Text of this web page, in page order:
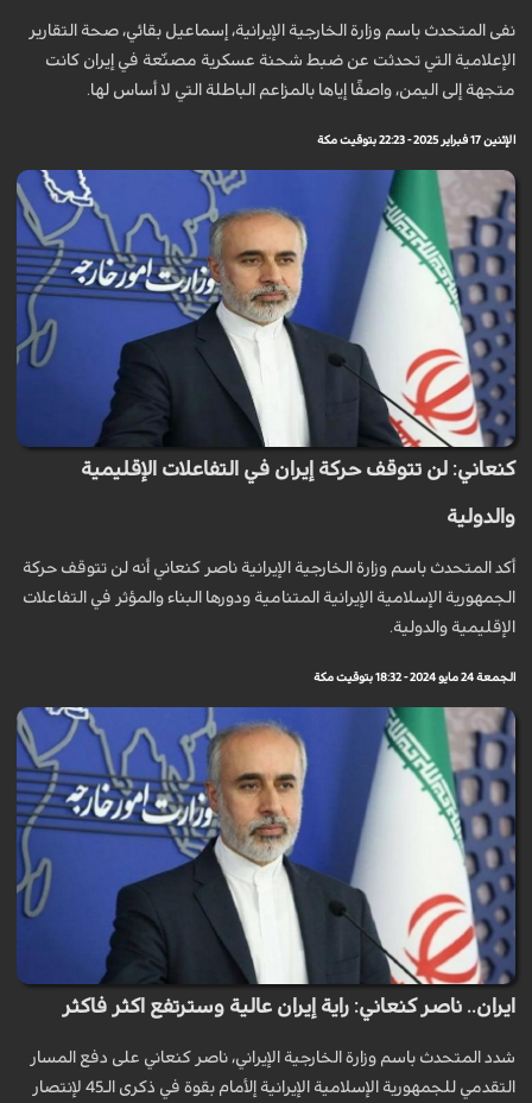
نفى المتحدث باسم وزارة الخارجية الإيرانية، إسماعيل بقائي، صحة التقارير
الإعلامية التي تحدثت عن ضبط شحنة عسكرية مصنّعة في إيران كانت
متجهة إلى اليمن، واصفًا إياها بالمزاعم الباطلة التي لا أساس لها.
الإثنين 17 فبراير 2025 - 22:23 بتوقيت مكة
كنعاني: لن تتوقف حركة إيران في التفاعلات الإقليمية
والدولية
أكد المتحدث باسم وزارة الخارجية الإيرانية ناصر كنعاني أنه لن تتوقف حركة
الجمهورية الإسلامية الإيرانية المتنامية ودورها البناء والمؤثر في التفاعلات
الإقليمية والدولية.
الجمعة 24 مايو 2024 - 18:32 بتوقيت مكة
ايران.. ناصر كنعاني: راية إيران عالية وسترتفع اكثر فاكثر
شدد المتحدث باسم وزارة الخارجية الإيراني، ناصر كنعاني على دفع المسار
التقدمي للجمهورية الإسلامية الإيرانية إلأمام بقوة في ذكرى الـ45 لإنتصار